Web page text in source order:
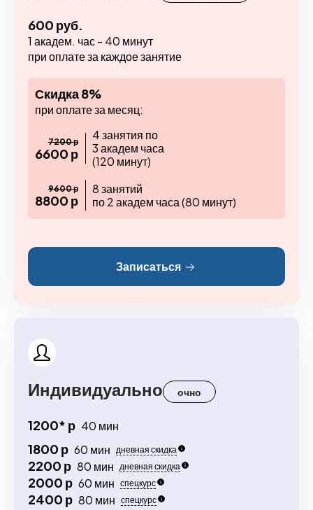
600 руб.
1 академ. час - 40 минут
при оплате за каждое занятие
Скидка 8%
при оплате за месяц:
7200 р
6600 р
4 занятия по
3 академ часа
(120 минут)
9600 р
8800 р
8 занятий
по 2 академ часа (80 минут)
Записаться
Индивидуально очно
1200* р 40 мин
1800 р 60 мин дневная скидка
2200 р 80 мин дневная скидка
2000 р 60 мин спецкурс
2400 р 80 мин спецкурс